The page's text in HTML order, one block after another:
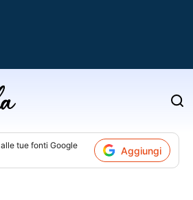
alle tue fonti Google
Aggiungi